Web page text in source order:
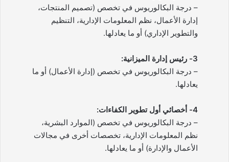
– درجة البكالوريوس في تخصص (تصميم المنتجات،
إدارة الأعمال، نظم المعلومات الإدارية، التنظيم
والتطوير الإداري) أو ما يعادلها.
3- رئيس إدارة الميزانية:
– درجة البكالوريوس في تخصص (إدارة الأعمال) أو ما
يعادلها.
4- أخصائي أول تطوير الكفاءات:
– درجة البكالوريوس في تخصص (الموارد البشرية،
نظم المعلومات الإدارية، تخصصات أخرى في مجالات
الأعمال والإدارة) أو ما يعادلها.